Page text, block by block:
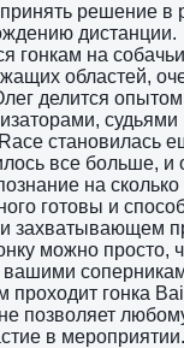
решение в
дистанции.
гонкам на
областей,
делится
становилась
все больше, и
на
готовы и
захватывающем
можно просто,
вашими
проходит гонка
позволяет
в мероприятии.